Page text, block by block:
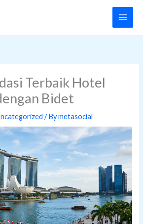
Terbaik Hotel
Bidet
/ Bymetasocial